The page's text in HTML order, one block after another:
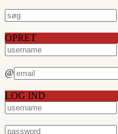
OPRET
@
LOG IND